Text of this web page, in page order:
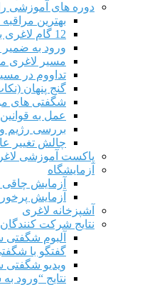
دوره های آموزشی
بهترین
12 گام لاغری با ذهن
ورود به ضمیر
مسیر لاغری من
تداووم در مسیر ۱۰۰
گنج پنهان
شگفتی های
عمل به
بررسی رژیم‌
چالش تغییر
پاکست آموزشی
آزمایشگاه
آزمایش
آزمایش
آشپزخانه لاغری
نتایج شرکت کنندگان
آلبوم شگفتی
گفتگو با
ویدیو شگفتی
نتایج “ورود